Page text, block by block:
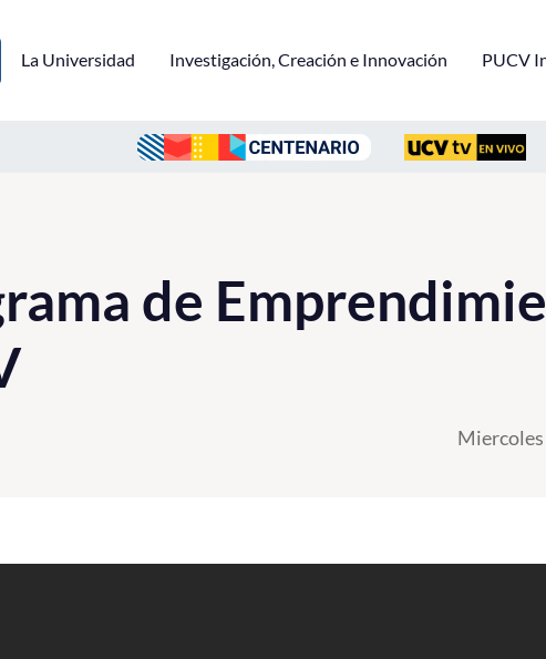
La Universidad Investigación, Creación e Innovación PUCV
de
Miercoles